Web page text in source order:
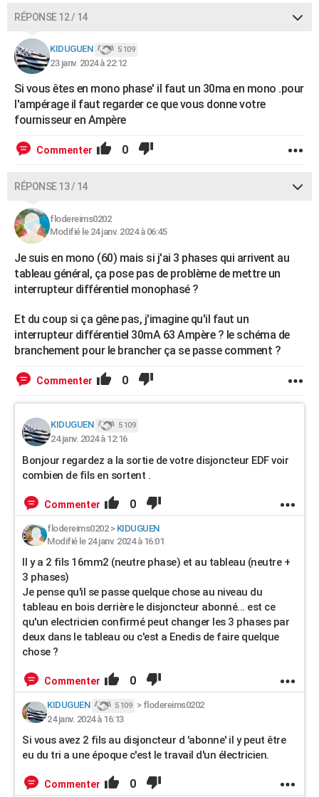
RÉPONSE 12 / 14
KIDUGUEN 5 109
23 janv. 2024 à 22:12
Si vous êtes en mono phase' il faut un 30ma en mono .pour
l'ampérage il faut regarder ce que vous donne votre
fournisseur en Ampère
Commenter 0
RÉPONSE 13 / 14
flodereims0202
Modifié le 24 janv. 2024 à 06:45
Je suis en mono (60) mais si j'ai 3 phases qui arrivent au
tableau général, ça pose pas de problème de mettre un
interrupteur différentiel monophasé ?
Et du coup si ça gêne pas, j'imagine qu'il faut un
interrupteur différentiel 30mA 63 Ampère ? le schéma de
branchement pour le brancher ça se passe comment ?
Commenter 0
KIDUGUEN 5 109
24 janv. 2024 à 12:16
Bonjour regardez a la sortie de votre disjoncteur EDF voir
combien de fils en sortent .
Commenter 0
flodereims0202> KIDUGUEN
Modifié le 24 janv. 2024 à 16:01
Il y a 2 fils 16mm2 (neutre phase) et au tableau (neutre +
3 phases)
Je pense qu'il se passe quelque chose au niveau du
tableau en bois derrière le disjoncteur abonné... est ce
qu'un electricien confirmé peut changer les 3 phases par
deux dans le tableau ou c'est a Enedis de faire quelque
chose ?
Commenter 0
KIDUGUEN 5 109 > flodereims0202
24 janv. 2024 à 16:13
Si vous avez 2 fils au disjoncteur d 'abonne' il y peut être
eu du tri a une époque c'est le travail d'un électricien.
Commenter 0